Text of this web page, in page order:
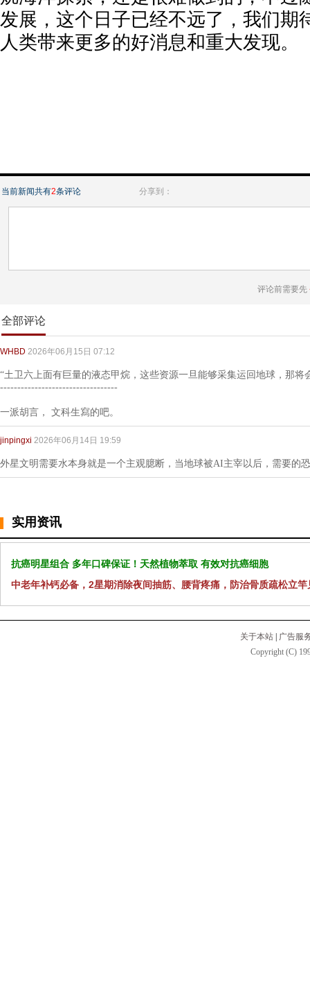
发展，这个日子已经不远了，我们期
人类带来更多的好消息和重大发现。
当前新闻共有2条评论 分享到：
评论前需要先
全部评论
WHBD 2026年06月15日 07:12
“土卫六上面有巨量的液态甲烷，这些资源一旦能够采集运回地球，那将
----------------------------------
一派胡言， 文科生寫的吧。
jinpingxi 2026年06月14日 19:59
外星文明需要水本身就是一个主观臆断，当地球被AI主宰以后，需要的
实用资讯
抗癌明星组合 多年口碑保证！天然植物萃取 有效对抗癌细胞
中老年补钙必备，2星期消除夜间抽筋、腰背疼痛，防治骨质疏松立竿
关于本站
广告服
Copyright (C)